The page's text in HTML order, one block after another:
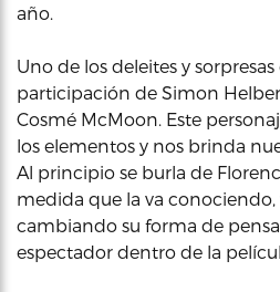
año.
Uno de los deleites y
participación de Simon
Cosmé McMoon. Este
los elementos y nos brinda
Al principio se burla de
medida que la va
cambiando su forma de
espectador dentro de la